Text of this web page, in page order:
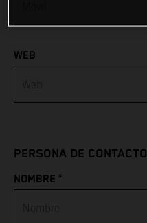
Austria
Azerbaijan
Bangladesh
WEB
PERSONA DE CONTACTO
NOMBRE *